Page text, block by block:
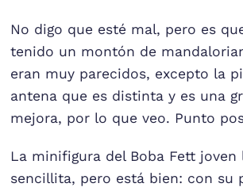
No digo que esté mal, pero es
tenido un montón de
eran muy parecidos, excepto la
antena que es distinta y es una
mejora, por lo que veo. Punto
La minifigura del Boba Fett joven
sencillita, pero está bien: con su